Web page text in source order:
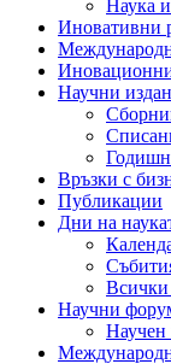
Наука
Иновативни
Иновационни
Научни
Връзки с
Публикации
Дни на
Научни
Научен